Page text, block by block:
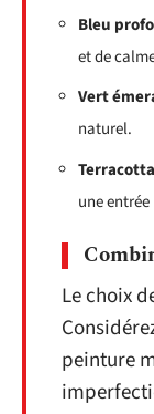
Bleu
et de
Vert
naturel.
Terracotta
une
Le choix
peinture